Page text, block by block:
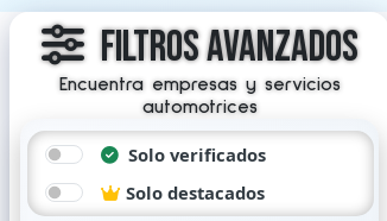
Filtros Avanzados
Encuentra empresas y servicios
automotrices
Solo verificados
Solo destacados